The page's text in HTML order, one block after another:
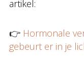
artikel:
👉 Hormonale
gebeurt er in je